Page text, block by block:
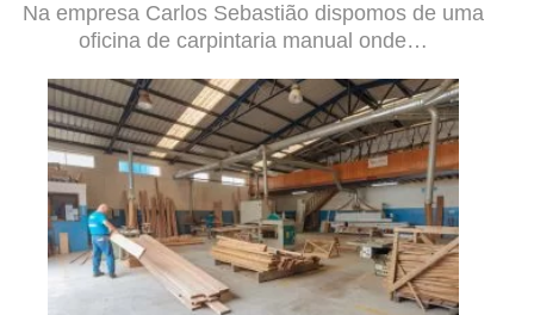
Na empresa Carlos Sebastião dispomos de uma
oficina de carpintaria manual onde…